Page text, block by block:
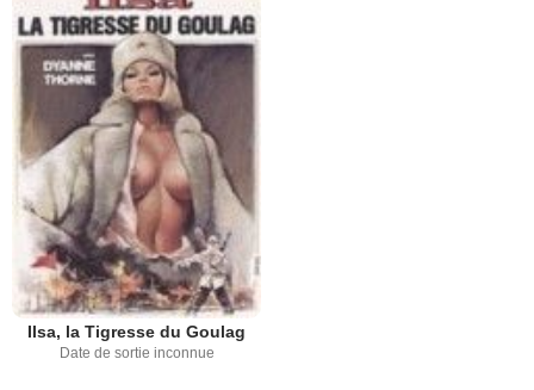
Ilsa, la Tigresse du Goulag
Date de sortie inconnue